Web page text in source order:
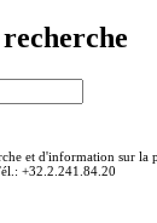
et d'information sur la
+32.2.241.84.20